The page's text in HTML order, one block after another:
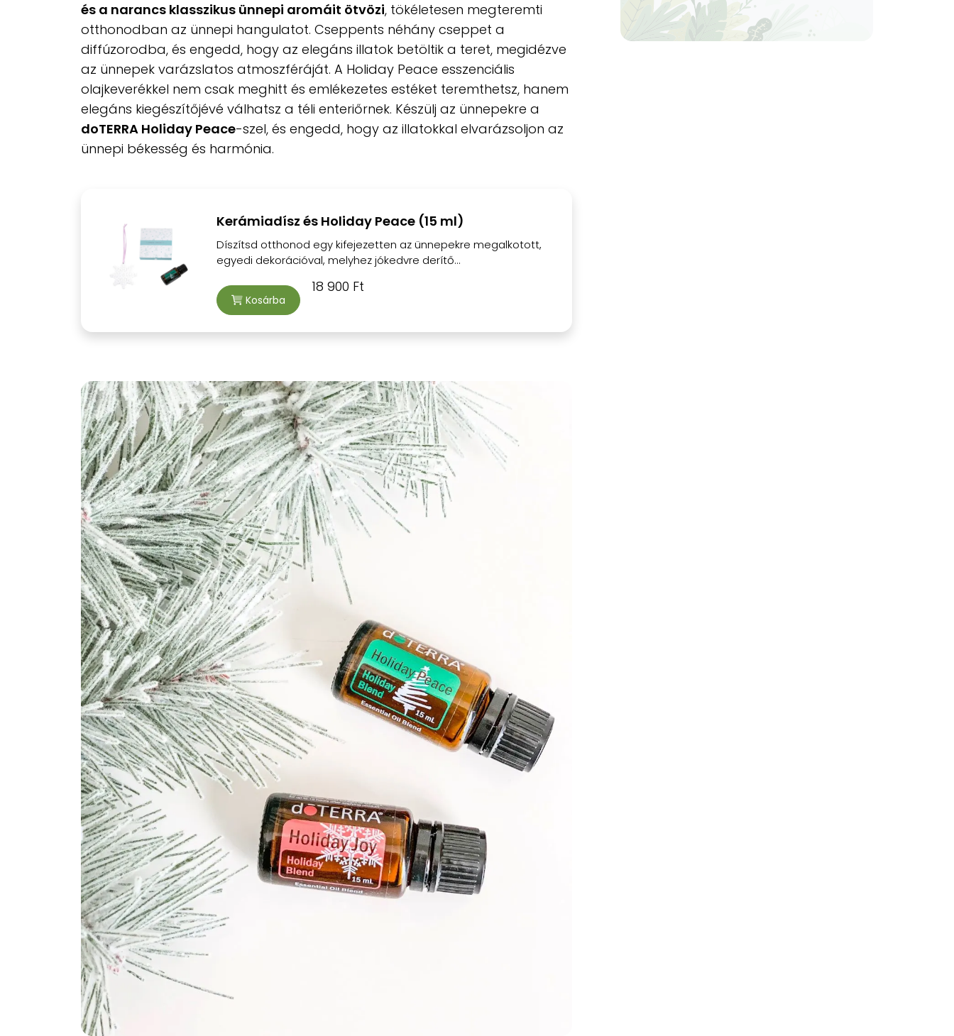
és a narancs klasszikus ünnepi aromáit ötvözi, tökéletesen megteremti
otthonodban az ünnepi hangulatot. Cseppents néhány cseppet a
diffúzorodba, és engedd, hogy az elegáns illatok betöltik a teret, megidézve
az ünnepek varázslatos atmoszféráját. A Holiday Peace esszenciális
olajkeverékkel nem csak meghitt és emlékezetes estéket teremthetsz, hanem
elegáns kiegészítőjévé válhatsz a téli enteriőrnek. Készülj az ünnepekre a
doTERRA Holiday Peace-szel, és engedd, hogy az illatokkal elvarázsoljon az
ünnepi békesség és harmónia​.
Kerámiadísz és Holiday Peace (15 ml)
Díszítsd otthonod egy kifejezetten az ünnepekre megalkotott,
egyedi dekorációval, melyhez jókedvre derítő...
Kosárba
18 900 Ft